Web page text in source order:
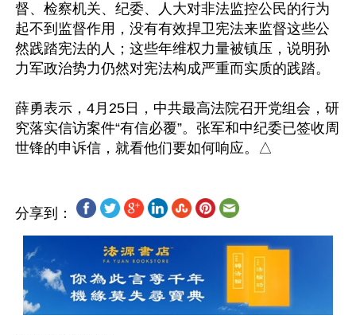
督、检察机关、纪委、人大对非法监控公民的行为
起不到监督作用，没有有效捍卫宪法来监督这些公
然践踏宪法的人；这些年维权力量被镇压，说明孙
力军政治势力仍然对宪法构成严重而实质的践踏。
薛勇表示，4月25日，中共最高法院召开党组会，研
究落实信访案件“有信必覆”。张军和中纪委已签收周
分享到：